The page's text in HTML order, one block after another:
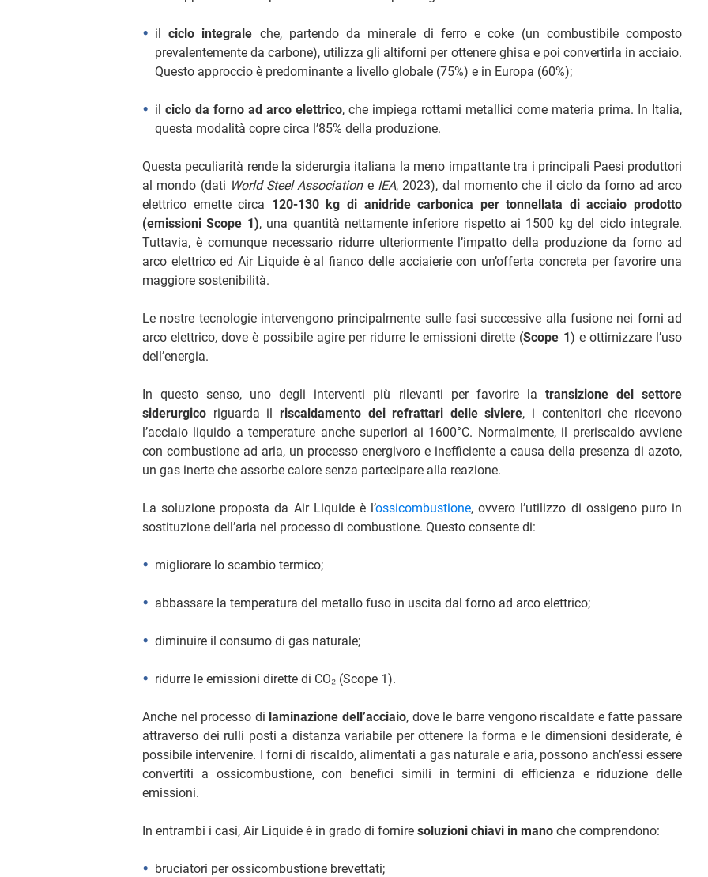
ilciclo integrale che, partendo da minerale di ferro e coke (un combustibile composto
prevalentemente da carbone), utilizza gli altiforni per ottenere ghisa e poi convertirla in acciaio.
Questo approccio è predominante a livello globale (75%) e in Europa (60%);
il ciclo da forno ad arco elettrico, che impiega rottami metallici come materia prima. In Italia,
questa modalità copre circa l’85% della produzione.
Questa peculiarità rende la siderurgia italiana la meno impattante tra i principali Paesi produttori
al mondo (dati World Steel Associatione IEA, 2023), dal momento che il ciclo da forno ad arco
elettrico emette circa 120-130 kg di anidride carbonica per tonnellata di acciaio prodotto
(emissioni Scope 1), una quantità nettamente inferiore rispetto ai 1500 kg del ciclo integrale.
Tuttavia, è comunque necessario ridurre ulteriormente l’impatto della produzione da forno ad
arco elettrico ed Air Liquide è al fianco delle acciaierie con un’offerta concreta per favorire una
maggiore sostenibilità.
Le nostre tecnologie intervengono principalmente sulle fasi successive alla fusione nei forni ad
arco elettrico, dove è possibile agire per ridurre le emissioni dirette (Scope 1) e ottimizzare l’uso
dell’energia.
In questo senso, uno degli interventi più rilevanti per favorire la transizione del settore
siderurgico riguarda il riscaldamento dei refrattari delle siviere, i contenitori che ricevono
l’acciaio liquido a temperature anche superiori ai 1600°C. Normalmente, il preriscaldo avviene
con combustione ad aria, un processo energivoro e inefficiente a causa della presenza di azoto,
un gas inerte che assorbe calore senza partecipare alla reazione.
La soluzione proposta da Air Liquide è l’ossicombustione, ovvero l’utilizzo di ossigeno puro in
sostituzione dell’aria nel processo di combustione. Questo consente di:
migliorare lo scambio termico;
abbassare la temperatura del metallo fuso in uscita dal forno ad arco elettrico;
diminuire il consumo di gas naturale;
ridurre le emissioni dirette di CO₂ (Scope 1).
Anche nel processo di laminazione dell’acciaio, dove le barre vengono riscaldate e fatte passare
attraverso dei rulli posti a distanza variabile per ottenere la forma e le dimensioni desiderate, è
possibile intervenire. I forni di riscaldo, alimentati a gas naturale e aria, possono anch’essi essere
convertiti a ossicombustione, con benefici simili in termini di efficienza e riduzione delle
emissioni.
In entrambi i casi, Air Liquide è in grado di fornire soluzioni chiavi in mano che comprendono:
bruciatori per ossicombustione brevettati;